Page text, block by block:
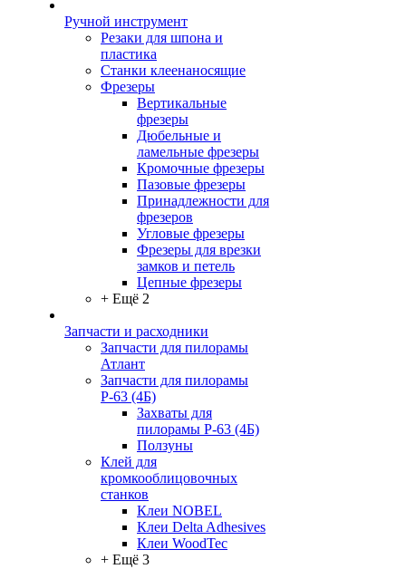
Ручной инструмент
Резаки для шпона и
пластика
Станки клеенаносящие
Фрезеры
Вертикальные
фрезеры
Дюбельные и
ламельные фрезеры
Кромочные фрезеры
Пазовые фрезеры
Принадлежности для
фрезеров
Угловые фрезеры
Фрезеры для врезки
замков и петель
Цепные фрезеры
+ Ещё 2
Запчасти и расходники
Запчасти для пилорамы
Атлант
Запчасти для пилорамы
Р-63 (4Б)
Захваты для
пилорамы Р-63 (4Б)
Ползуны
Клей для
кромкооблицовочных
станков
Клеи NOBEL
Клеи Delta Adhesives
Клеи WoodTec
+ Ещё 3